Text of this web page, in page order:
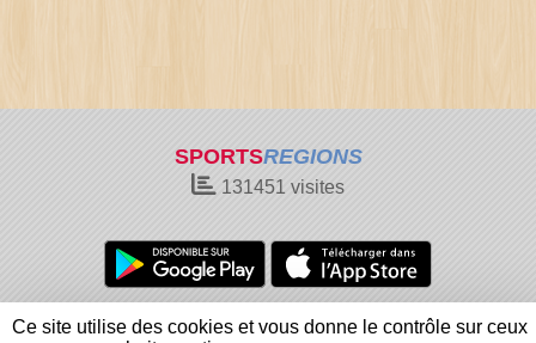
SPORTSREGIONS
131451 visites
Charte cookies
Gestion des cookies
Ce site utilise des cookies et vous donne le contrôle sur ceux